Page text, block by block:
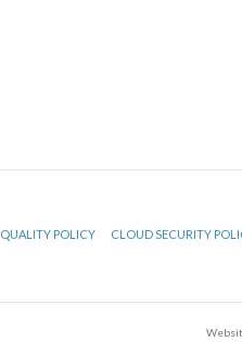
QUALITY POLICY CLOUD SECURITY